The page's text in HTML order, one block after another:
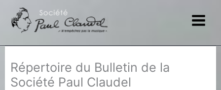
contenu
Répertoire du Bulletin de la
Société Paul Claudel